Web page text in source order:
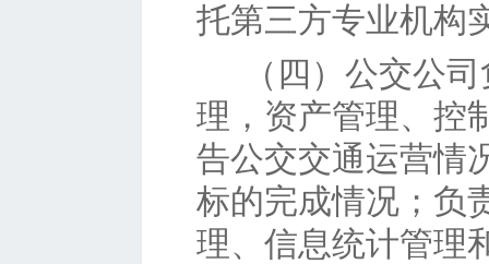
托第三方专业机构
（四） 公交公
理，资产管理、控
告公交交通运营情
标的完成情况；负
理、信息统计管理